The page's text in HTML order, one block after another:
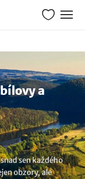
a
sen každého
obzory, ale